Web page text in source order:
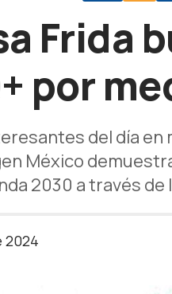
Frida
por
del día en
México
2030 a través
2024